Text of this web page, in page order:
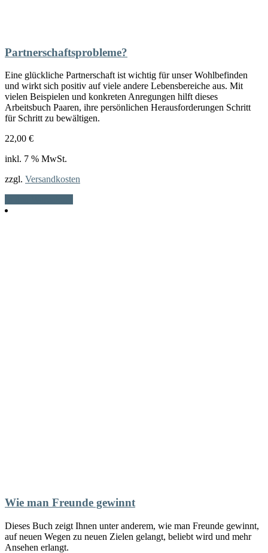
Partnerschaftsprobleme?
Eine glückliche Partnerschaft ist wichtig für unser Wohlbefinden
und wirkt sich positiv auf viele andere Lebensbereiche aus. Mit
vielen Beispielen und konkreten Anregungen hilft dieses
Arbeitsbuch Paaren, ihre persönlichen Herausforderungen Schritt
für Schritt zu bewältigen.
22,00 €
inkl. 7 % MwSt.
zzgl. Versandkosten
Wie man Freunde gewinnt
Dieses Buch zeigt Ihnen unter anderem, wie man Freunde gewinnt,
auf neuen Wegen zu neuen Zielen gelangt, beliebt wird und mehr
Ansehen erlangt.